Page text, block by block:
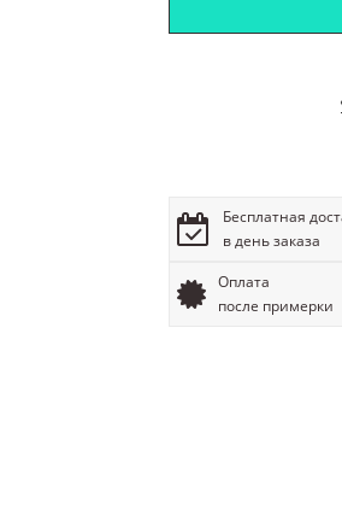
Бесплатная
в день заказа
Оплата
после примерки